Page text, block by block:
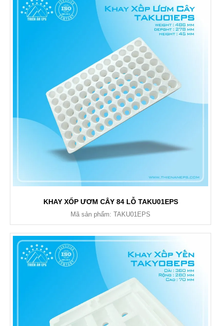
KHAY XỐP ƯƠM CÂY 84 LỖ TAKU01EPS
Mã sản phẩm: TAKU01EPS